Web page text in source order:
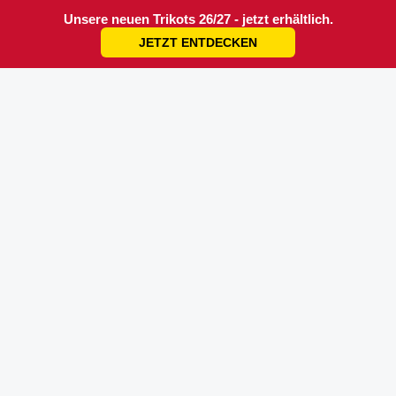
Unsere neuen Trikots 26/27 - jetzt erhältlich.
JETZT ENTDECKEN